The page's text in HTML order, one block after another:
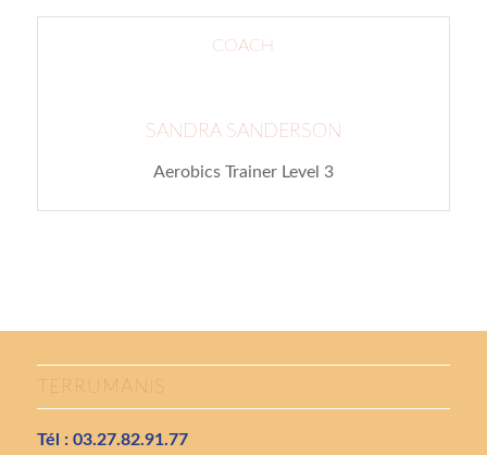
COACH
SANDRA SANDERSON
Aerobics Trainer Level 3
TERRUMANIS
Tél : 03.27.82.91.77